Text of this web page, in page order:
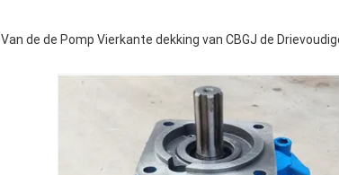
Van de de Pomp Vierkante dekking van CBGJ de